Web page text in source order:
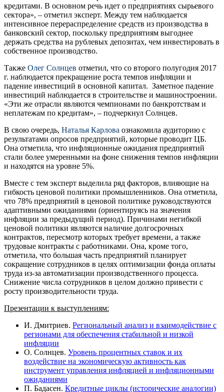
кредитами. В основном речь идет о предприятиях сырьевого
сектора», – отметил эксперт. Между тем наблюдается
интенсивное перераспределение средств из производства в
банковский сектор, поскольку предприятиям выгоднее
держать средства на рублевых депозитах, чем инвестировать в
собственное производство.
Также Олег Солнцев отметил, что со второго полугодия 2017
г. наблюдается прекращение роста темпов инфляции и
падение инвестиций в основной капитал. Заметное падение
инвестиций наблюдается в строительстве и машиностроении.
«Эти же отрасли являются чемпионами по банкротствам и
неплатежам по кредитам», – подчеркнул Солнцев.
В свою очередь, Наталья Карлова ознакомила аудиторию с
результатами опросов предприятий, которые проводит ЦБ.
Она отметила, что инфляционные ожидания предприятий
стали более умеренными на фоне снижения темпов инфляции
и находятся на уровне 5%.
Вместе с тем эксперт выделила ряд факторов, влияющие на
гибкость ценовой политики промышленников. Она отметила,
что 78% предприятий в ценовой политике руководствуются
адаптивными ожиданиями (ориентируясь на значения
инфляции за предыдущий период). Причинами негибкой
ценовой политики являются наличие долгосрочных
контрактов, пересмотр которых требует времени, а также
трудовые контракты с работниками. Она, кроме того,
отметила, что большая часть предприятий планирует
сокращение сотрудников в целях оптимизации фонда оплаты
труда из-за автоматизации производственного процесса.
Снижение числа сотрудников в целом должно привести с
росту производительности труда.
Презентации к выступлениям:
И. Дмитриев. Региональный анализ и взаимодействие с
регионами для обеспечения стабильной и низкой
инфляции
О. Солнцев. Уровень процентных ставок и их
воздействие на экономическую активность как
инструмент управления инфляцией и инфляционными
ожиданиями
П. Бадасен. Кредитные циклы (исторические аналогии)